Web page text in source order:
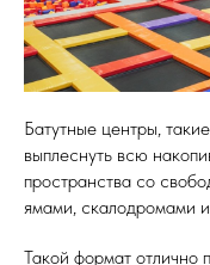
Батутные центры,
выплеснуть всю
пространства со
ямами, скалодромами
Такой формат отлично